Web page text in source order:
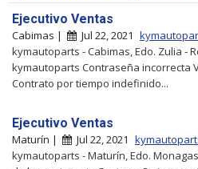
Ejecutivo Ventas
Cabimas | Jul 22, 2021
kymautoparts - Cabimas, Edo. Zulia -
kymautoparts Contraseña incorrecta
Contrato por tiempo indefinido...
Ejecutivo Ventas
Maturín | Jul 22, 2021
kymautoparts - Maturín, Edo.